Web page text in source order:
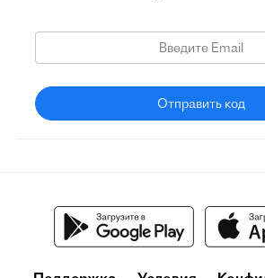
Отправить код